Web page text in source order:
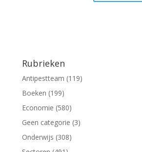
Rubrieken
Antipestteam (119)
Boeken (199)
Economie (580)
Geen categorie (3)
Onderwijs (308)